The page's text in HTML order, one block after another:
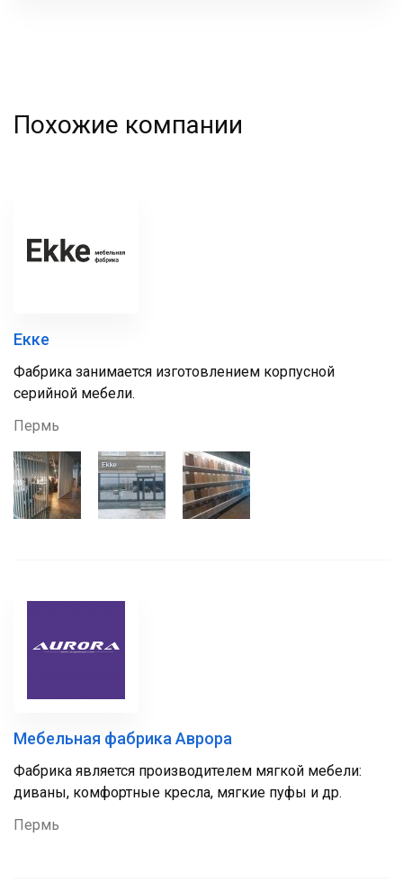
Похожие компании
Екке
Фабрика занимается изготовлением корпусной
серийной мебели.
Пермь
Мебельная фабрика Аврора
Фабрика является производителем мягкой мебели:
диваны, комфортные кресла, мягкие пуфы и др.
Пермь